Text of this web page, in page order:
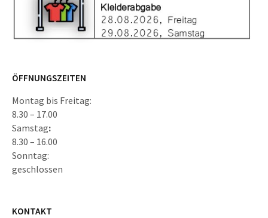
ÖFFNUNGSZEITEN
Montag bis Freitag:
8.30 – 17.00
Samstag:
8.30 – 16.00
Sonntag:
geschlossen
KONTAKT